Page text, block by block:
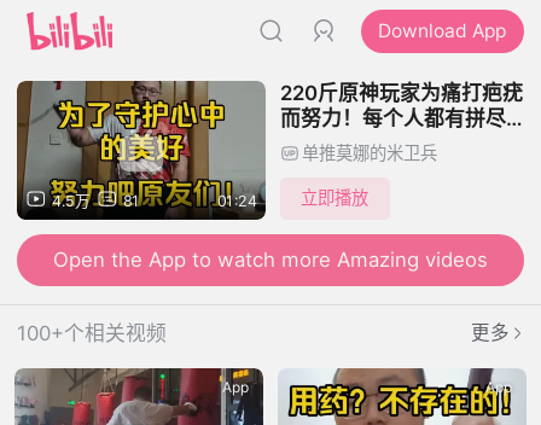
Download App
4.5万 81 01:24
220斤原神玩家为痛打疤疣
而努力！每个人都有拼尽全
力也想要守护的事物，我们
米卫兵也一样！
单推莫娜的米卫兵
立即播放
Open the App to watch more Amazing videos
100+个相关视频 更多
App App